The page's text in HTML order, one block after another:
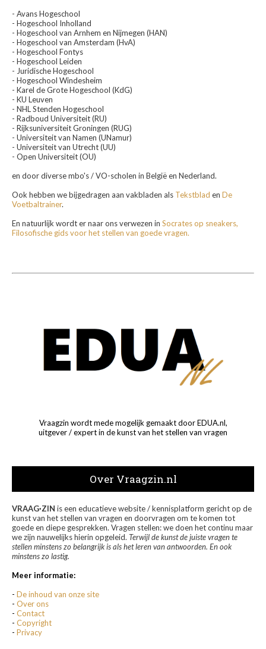
- Avans Hogeschool
- Hogeschool Inholland
- Hogeschool van Arnhem en Nijmegen (HAN)
- Hogeschool van Amsterdam (HvA)
- Hogeschool Fontys
- Hogeschool Leiden
- Juridische Hogeschool
- Hogeschool Windesheim
- Karel de Grote Hogeschool (KdG)
- KU Leuven
- NHL Stenden Hogeschool
- Radboud Universiteit (RU)
- Rijksuniversiteit Groningen (RUG)
- Universiteit van Namen (UNamur)
- Universiteit van Utrecht (UU)
- Open Universiteit (OU)
en door diverse mbo's / VO-scholen in België en Nederland.
Ook hebben we bijgedragen aan vakbladen als Tekstblad en De
Voetbaltrainer.
En natuurlijk wordt er naar ons verwezen in Socrates op sneakers,
Filosofische gids voor het stellen van goede vragen.
Vraagzin wordt mede mogelijk gemaakt door EDUA.nl,
uitgever / expert in de kunst van het stellen van vragen
Over Vraagzin.nl
VRAAG·ZIN is een educatieve website / kennisplatform gericht op de
kunst van het stellen van vragen en doorvragen om te komen tot
goede en diepe gesprekken. Vragen stellen: we doen het continu maar
we zijn nauwelijks hierin opgeleid. Terwijl de kunst de juiste vragen te
stellen minstens zo belangrijk is als het leren van antwoorden. En ook
minstens zo lastig.
Meer informatie:
- De inhoud van onze site
- Over ons
- Contact
- Copyright
- Privacy